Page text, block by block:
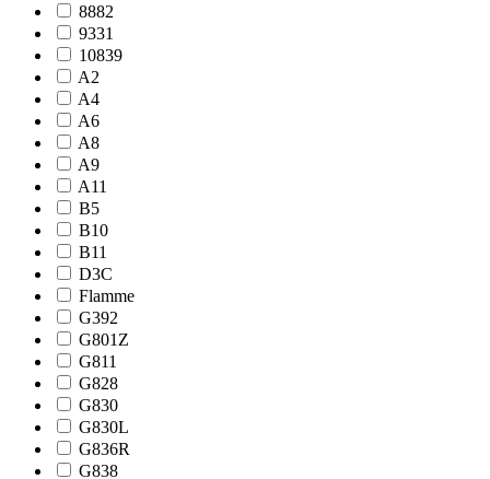
8882
9331
10839
A2
A4
A6
A8
A9
A11
B5
B10
B11
D3C
Flamme
G392
G801Z
G811
G828
G830
G830L
G836R
G838